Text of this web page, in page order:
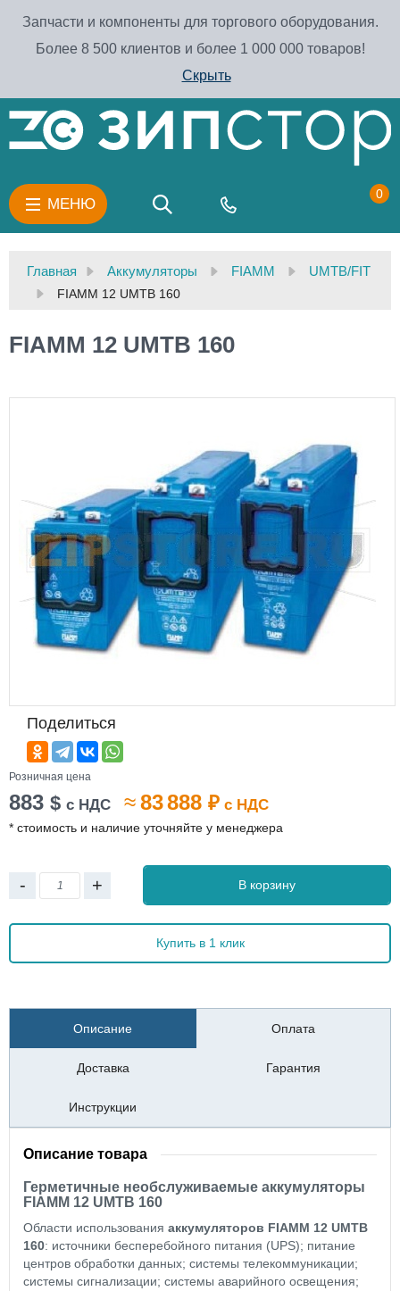
Запчасти и компоненты для торгового оборудования.
Более 8 500 клиентов и более 1 000 000 товаров!
Скрыть
МЕНЮ
0
Главная Аккумуляторы FIAMM UMTB/FIT
FIAMM 12 UMTB 160
FIAMM 12 UMTB 160
Поделиться
Розничная цена
883 $ с НДС ≈83 888 ₽ с НДС
* стоимость и наличие уточняйте у менеджера
- + В корзину
Купить в 1 клик
Описание Оплата
Доставка Гарантия
Инструкции
Описание товара
Герметичные необслуживаемые аккумуляторы
FIAMM 12 UMTB 160
Области использования аккумуляторов FIAMM 12 UMTB
160: источники бесперебойного питания (UPS); питание
центров обработки данных; системы телекоммуникации;
системы сигнализации; системы аварийного освещения;